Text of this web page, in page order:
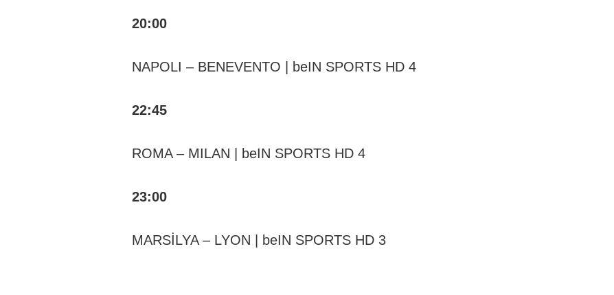
20:00
NAPOLI – BENEVENTO | beIN SPORTS HD 4
22:45
ROMA – MILAN | beIN SPORTS HD 4
23:00
MARSİLYA – LYON | beIN SPORTS HD 3